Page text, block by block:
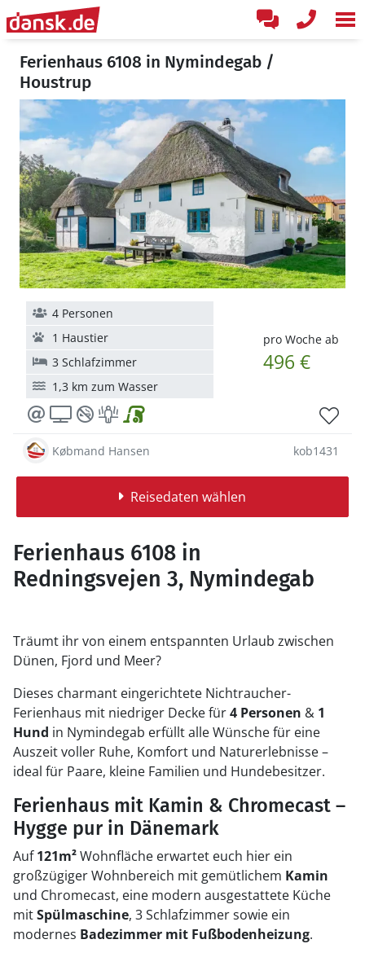
Ferienhaus 6108 in Nymindegab /
Houstrup
pro Woche ab
496 €
4 Personen
1 Haustier
3 Schlafzimmer
1,3 km zum Wasser
Købmand Hansen kob1431
Reisedaten wählen
Ferienhaus 6108 in
Redningsvejen 3, Nymindegab
Träumt ihr von einem entspannten Urlaub zwischen
Dünen, Fjord und Meer?
Dieses charmant eingerichtete Nichtraucher-
Ferienhaus mit niedriger Decke für4 Personen & 1
Hund in Nymindegab erfüllt alle Wünsche für eine
Auszeit voller Ruhe, Komfort und Naturerlebnisse –
ideal für Paare, kleine Familien und Hundebesitzer.
Ferienhaus mit Kamin & Chromecast –
Hygge pur in Dänemark
Auf121m²Wohnfläche erwartet euch hier ein
großzügiger Wohnbereich mit gemütlichem Kamin
und Chromecast, eine modern ausgestattete Küche
mitSpülmaschine, 3 Schlafzimmer sowie ein
modernes Badezimmer mit Fußbodenheizung.